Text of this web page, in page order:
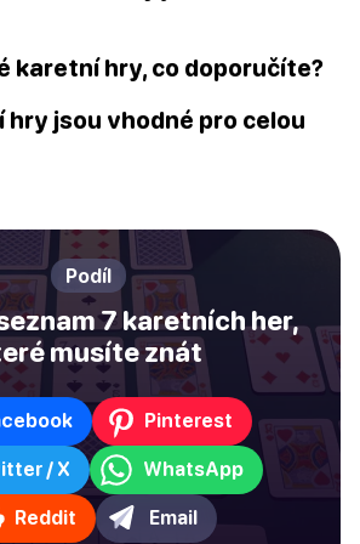
karetní hry, co doporučíte?
jsou vhodné pro celou
Podíl
7 karetních her,
musíte znát
Pinterest
/ X WhatsApp
Reddit Email